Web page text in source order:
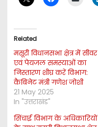
Related
मसूरी विधानसभा क्षेत्र में सीवर
एवं पेयजल समस्याओं का
निस्तारण शीघ्र करें विभाग:
कैबिनेट मंत्री गणेश जोशी
21 May 2025
In "उत्तराखंड"
सिंचाई विभाग के अधिकारियों